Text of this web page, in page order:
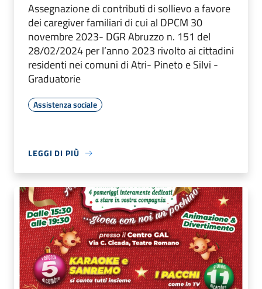
Assegnazione di contributi di sollievo a favore
dei caregiver familiari di cui al DPCM 30
novembre 2023- DGR Abruzzo n. 151 del
28/02/2024 per l’anno 2023 rivolto ai cittadini
residenti nei comuni di Atri- Pineto e Silvi -
Graduatorie
Assistenza sociale
LEGGI DI PIÙ